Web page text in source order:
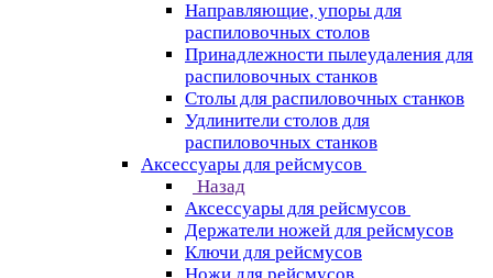
Направляющие, упоры для
распиловочных столов
Принадлежности пылеудаления для
распиловочных станков
Столы для распиловочных станков
Удлинители столов для
распиловочных станков
Аксессуары для рейсмусов
Назад
Аксессуары для рейсмусов
Держатели ножей для рейсмусов
Ключи для рейсмусов